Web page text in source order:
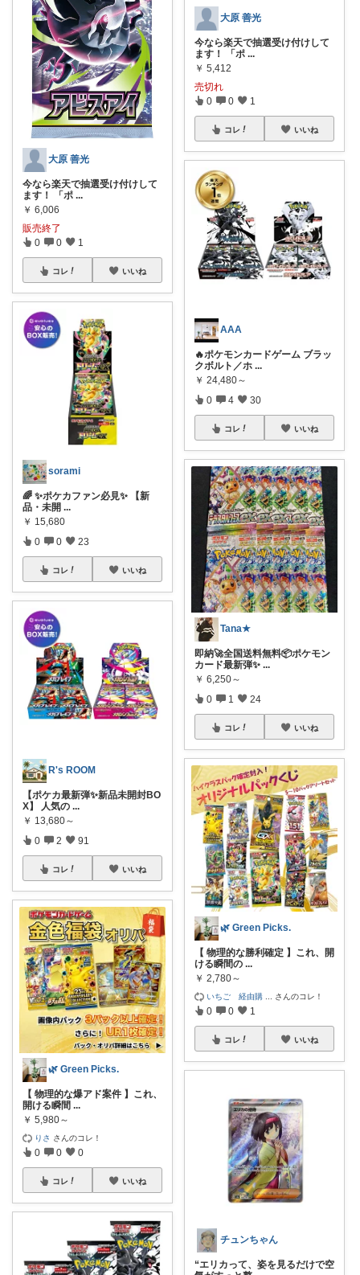
大原 善光
今なら楽天で抽選受け付けして
ます！ 「ポ ...
￥ 6,006
販売終了
0 0 1
コレ いいね
sorami
🌈 ✨ポケカファン必見✨ 【新
品・未開 ...
￥ 15,680
0 0 23
コレ いいね
R's ROOM
【ポケカ最新弾✨新品未開封BO
X】 人気の ...
￥ 13,680～
0 2 91
コレ いいね
🌿 Green Picks.
【 物理的な爆アド案件 】これ、
開ける瞬間 ...
￥ 5,980～
りさ さんのコレ！
0 0 0
コレ いいね
大原 善光
今なら楽天で抽選受け付けして
ます！ 「ポ ...
￥ 5,412
売切れ
0 0 1
コレ いいね
AAA
🔥ポケモンカードゲーム ブラッ
クボルト／ホ ...
￥ 24,480～
0 4 30
コレ いいね
Tana★
即納🚀全国送料無料📦ポケモン
カード最新弾✨ ...
￥ 6,250～
0 1 24
コレ いいね
🌿 Green Picks.
【 物理的な勝利確定 】これ、開
ける瞬間の ...
￥ 2,780～
いちご 経由購 さんのコレ！
0 0 1
コレ いいね
チュンちゃん
“エリカって、姿を見るだけで空